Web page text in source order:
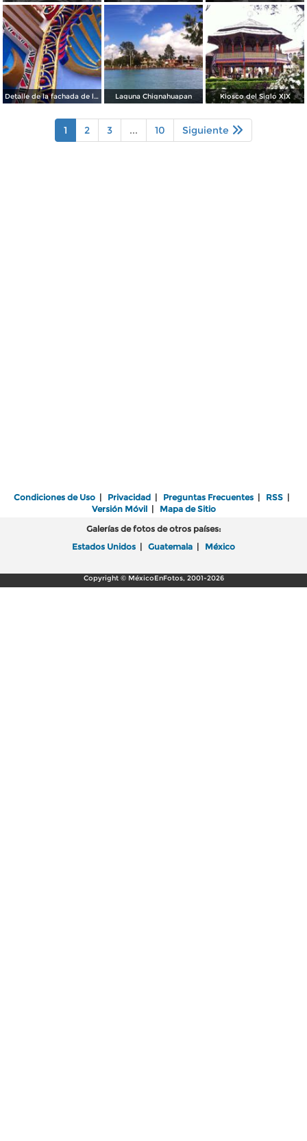
Detalle de la fachada de la Parroquia de Chignahuapan Laguna Chignahuapan Kiosco del Siglo XIX
1 2 3 ... 10 Siguiente
Condiciones de Uso | Privacidad | Preguntas Frecuentes | RSS |
Versión Móvil| Mapa de Sitio
Galerías de fotos de otros países:
Estados Unidos | Guatemala | México
Copyright © MéxicoEnFotos, 2001-2026